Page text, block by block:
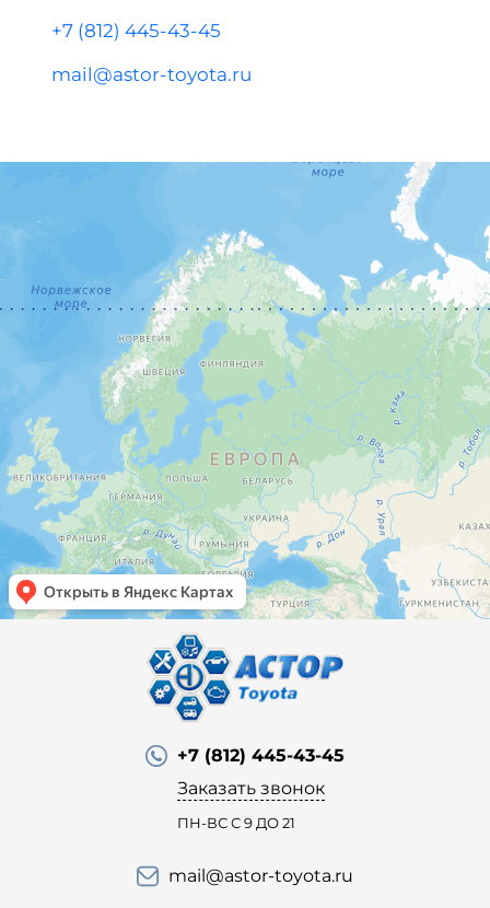
+7 (812) 445-43-45
mail@astor-toyota.ru
+7 (812) 445-43-45
Заказать звонок
ПН-ВС С 9 ДО 21
mail@astor-toyota.ru